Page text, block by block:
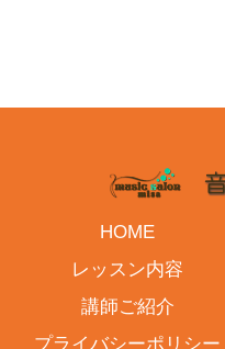
HOME
レッスン内容
講師ご紹介
プライバシーポリシー